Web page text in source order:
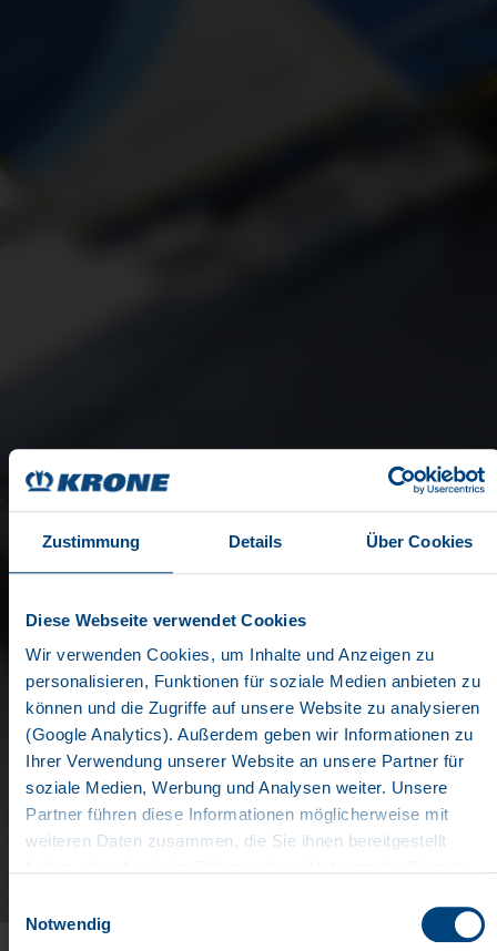
Zustimmung Details Über Cookies
Diese Webseite verwendet Cookies
Wir verwenden Cookies, um Inhalte und Anzeigen zu
personalisieren, Funktionen für soziale Medien anbieten zu
können und die Zugriffe auf unsere Website zu analysieren
(Google Analytics). Außerdem geben wir Informationen zu
Ihrer Verwendung unserer Website an unsere Partner für
soziale Medien, Werbung und Analysen weiter. Unsere
Partner führen diese Informationen möglicherweise mit
weiteren Daten zusammen, die Sie ihnen bereitgestellt
auch Dienstleister in Drittländern außerhalb der EU mit
Notwendig
BESTENS INFORMIERT
Dokumente
IMAGEBROSCHÜRE
ebenso wie für Innovation. Gemeinsam mit Ihnen
wollen wir neue Wege in unsere Zukunft beschreiten.